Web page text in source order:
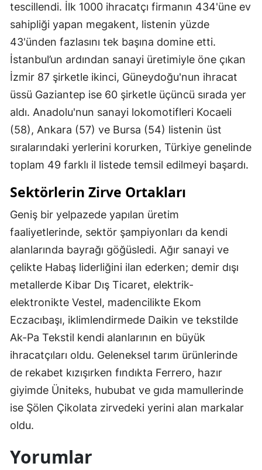
tescillendi. İlk 1000 ihracatçı firmanın 434'üne ev
sahipliği yapan megakent, listenin yüzde
43'ünden fazlasını tek başına domine etti.
İstanbul’un ardından sanayi üretimiyle öne çıkan
İzmir 87 şirketle ikinci, Güneydoğu'nun ihracat
üssü Gaziantep ise 60 şirketle üçüncü sırada yer
aldı. Anadolu'nun sanayi lokomotifleri Kocaeli
(58), Ankara (57) ve Bursa (54) listenin üst
sıralarındaki yerlerini korurken, Türkiye genelinde
toplam 49 farklı il listede temsil edilmeyi başardı.
Sektörlerin Zirve Ortakları
Geniş bir yelpazede yapılan üretim
faaliyetlerinde, sektör şampiyonları da kendi
alanlarında bayrağı göğüsledi. Ağır sanayi ve
çelikte Habaş liderliğini ilan ederken; demir dışı
metallerde Kibar Dış Ticaret, elektrik-
elektronikte Vestel, madencilikte Ekom
Eczacıbaşı, iklimlendirmede Daikin ve tekstilde
Ak-Pa Tekstil kendi alanlarının en büyük
ihracatçıları oldu. Geleneksel tarım ürünlerinde
de rekabet kızışırken fındıkta Ferrero, hazır
giyimde Üniteks, hububat ve gıda mamullerinde
ise Şölen Çikolata zirvedeki yerini alan markalar
oldu.
Yorumlar